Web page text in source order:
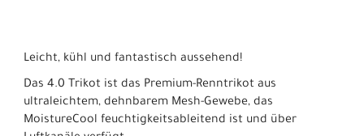
Leicht, kühl und fantastisch aussehend!
Das 4.0 Trikot ist das Premium-Renntrikot aus
ultraleichtem, dehnbarem Mesh-Gewebe, das
MoistureCool feuchtigkeitsableitend ist und über